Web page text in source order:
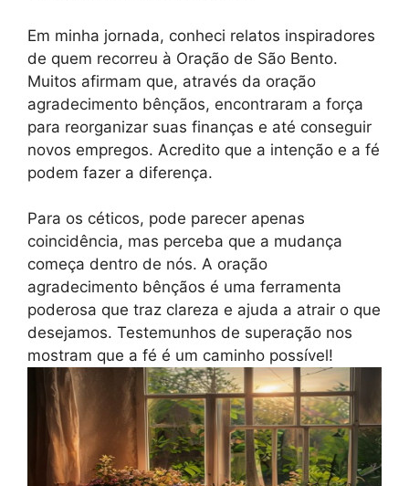
Em minha jornada, conheci relatos inspiradores
de quem recorreu à Oração de São Bento.
Muitos afirmam que, através da oração
agradecimento bênçãos, encontraram a força
para reorganizar suas finanças e até conseguir
novos empregos. Acredito que a intenção e a fé
podem fazer a diferença.
Para os céticos, pode parecer apenas
coincidência, mas perceba que a mudança
começa dentro de nós. A oração
agradecimento bênçãos é uma ferramenta
poderosa que traz clareza e ajuda a atrair o que
desejamos. Testemunhos de superação nos
mostram que a fé é um caminho possível!